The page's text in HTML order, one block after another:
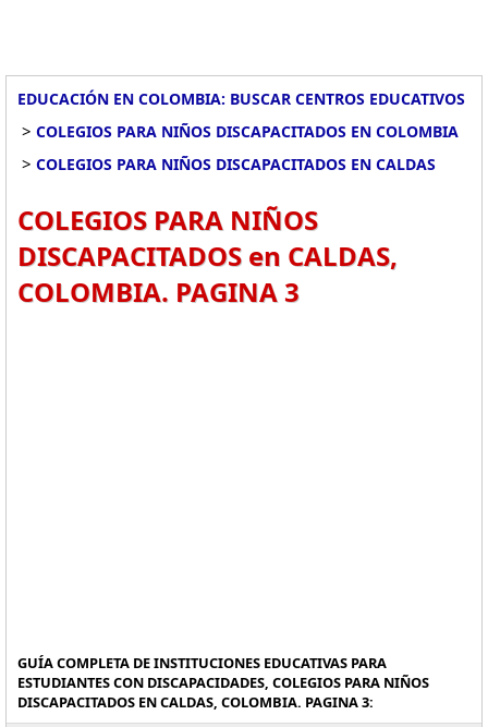
EDUCACIÓN EN COLOMBIA: BUSCAR CENTROS EDUCATIVOS
> COLEGIOS PARA NIÑOS DISCAPACITADOS EN COLOMBIA
> COLEGIOS PARA NIÑOS DISCAPACITADOS EN CALDAS
COLEGIOS PARA NIÑOS
DISCAPACITADOS en CALDAS,
COLOMBIA. PAGINA 3
GUÍA COMPLETA DE INSTITUCIONES EDUCATIVAS PARA
ESTUDIANTES CON DISCAPACIDADES, COLEGIOS PARA NIÑOS
DISCAPACITADOS EN CALDAS, COLOMBIA. PAGINA 3: